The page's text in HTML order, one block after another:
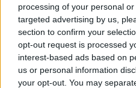
processing of your personal
targeted advertising by us,
section to confirm your
opt-out request is processed
interest-based ads based on
us or personal information
your opt-out. You may
Επειδή το κράτος δεν
«ισχυρή» βούληση για
φοροδιαφυγή, οι δε
μηχανισμοί, βαθειά
να την αντιμετωπίσουν